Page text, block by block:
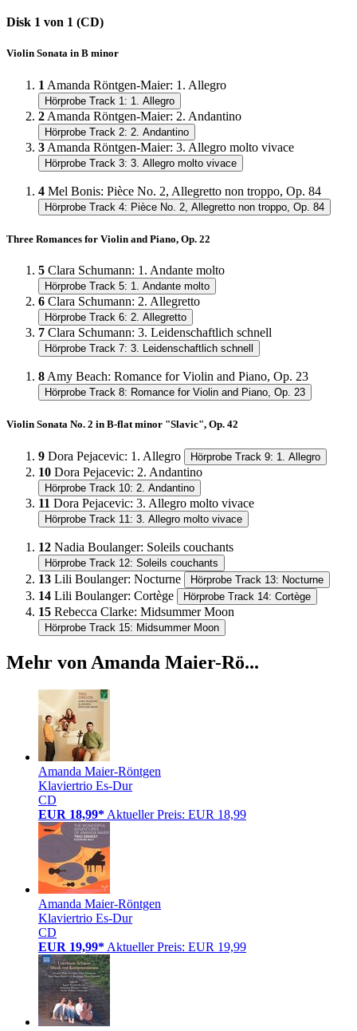
Disk 1 von 1 (CD)
Violin Sonata in B minor
1 Amanda Röntgen-Maier: 1. Allegro
Hörprobe Track 1: 1. Allegro
2 Amanda Röntgen-Maier: 2. Andantino
Hörprobe Track 2: 2. Andantino
3 Amanda Röntgen-Maier: 3. Allegro molto vivace
Hörprobe Track 3: 3. Allegro molto vivace
4 Mel Bonis: Pièce No. 2, Allegretto non troppo, Op. 84
Hörprobe Track 4: Pièce No. 2, Allegretto non troppo, Op. 84
Three Romances for Violin and Piano, Op. 22
5 Clara Schumann: 1. Andante molto
Hörprobe Track 5: 1. Andante molto
6 Clara Schumann: 2. Allegretto
Hörprobe Track 6: 2. Allegretto
7 Clara Schumann: 3. Leidenschaftlich schnell
Hörprobe Track 7: 3. Leidenschaftlich schnell
8 Amy Beach: Romance for Violin and Piano, Op. 23
Hörprobe Track 8: Romance for Violin and Piano, Op. 23
Violin Sonata No. 2 in B-flat minor "Slavic", Op. 42
9 Dora Pejacevic: 1. Allegro Hörprobe Track 9: 1. Allegro
10 Dora Pejacevic: 2. Andantino
Hörprobe Track 10: 2. Andantino
11 Dora Pejacevic: 3. Allegro molto vivace
Hörprobe Track 11: 3. Allegro molto vivace
12 Nadia Boulanger: Soleils couchants
Hörprobe Track 12: Soleils couchants
13 Lili Boulanger: Nocturne Hörprobe Track 13: Nocturne
14 Lili Boulanger: Cortège Hörprobe Track 14: Cortège
15 Rebecca Clarke: Midsummer Moon
Hörprobe Track 15: Midsummer Moon
Mehr von Amanda Maier-Rö...
Amanda Maier-Röntgen
Klaviertrio Es-Dur
CD
EUR 18,99* Aktueller Preis: EUR 18,99
Amanda Maier-Röntgen
Klaviertrio Es-Dur
CD
EUR 19,99* Aktueller Preis: EUR 19,99